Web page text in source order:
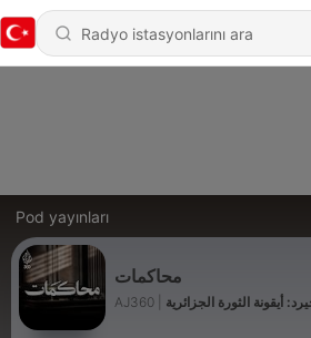
Pod yayınları
محاكمات